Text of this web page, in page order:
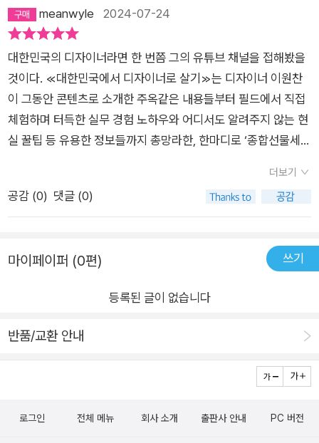
가는 그 짜릿함과 경험이 금전적 보상보다 중요하다고 생각할 수
있고, 또 적당한 대가가 어느 정도인지 기준을 알기도 어려운 것
이 사실이다. 하지만 디자인 업계의 처우 개선과 졸업 후 실무 디
자이너가 되어 함께 이 길을 걸어갈 미래의 후배 디자이너들을 위
해서라도 자신부터 정당한 대가를 받고 일하도록 노력해야 한
다.” “지식과 노하우를 공유하는 것에 인색하지 마라. 결국 업계
가 잘 돼야 나도 잘될 수 있다.” 디자이너이자 디자인 콘텐츠 크리
많다. 소위 말하는 디자인 ‘꿀팁', 개념 없는 클라이언트에 맞서는
방법, 성공적으로 커리어를 이끌어갈 법도, 지치지 않고 일하는
노하우까지. 그가 이처럼 지식을 나누고 목소리를 내는 이유는 디
을 위하여 그간 유튜브 영상, SNS, 교단, 인터뷰를 통해 전한 수
낌없이 주는 나무", 이는 업계 동료들이 그를 칭하는 말인 동시에
이 땅의 외롭고 힘든 모든 디자이너에게 힘이 되길, 더 나아가 업
meanwyle 2024-07-24
대한민국의 디자이너라면 한 번쯤 그의 유튜브 채널을 접해봤을
것이다. ≪대한민국에서 디자이너로 살기≫는 디자이너 이원찬
이 그동안 콘텐츠로 소개한 주옥같은 내용들부터 필드에서 직접
체험하며 터득한 실무 경험 노하우와 어디서도 알려주지 않는 현
실 꿀팁 등 유용한 정보들까지 총망라한, 한마디로 ‘종합선물세
더보기
공감 (0) 댓글 (0)
마이페이퍼 (0편) 쓰기
등록된 글이 없습니다
반품/교환 안내
로그인 전체 메뉴 회사 소개 출판사 안내 PC 버전